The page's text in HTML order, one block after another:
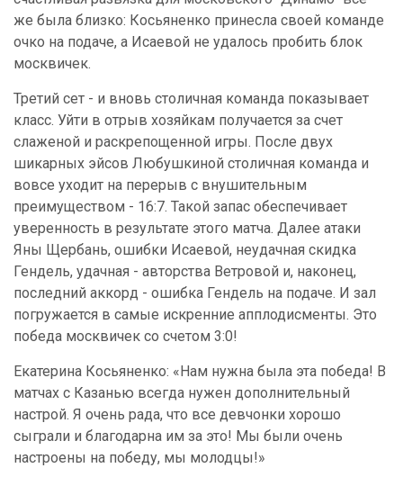
же была близко: Косьяненко принесла своей команде
очко на подаче, а Исаевой не удалось пробить блок
москвичек.
Третий сет - и вновь столичная команда показывает
класс. Уйти в отрыв хозяйкам получается за счет
слаженой и раскрепощенной игры. После двух
шикарных эйсов Любушкиной столичная команда и
вовсе уходит на перерыв с внушительным
преимуществом - 16:7. Такой запас обеспечивает
уверенность в результате этого матча. Далее атаки
Яны Щербань, ошибки Исаевой, неудачная скидка
Гендель, удачная - авторства Ветровой и, наконец,
последний аккорд - ошибка Гендель на подаче. И зал
погружается в самые искренние апплодисменты. Это
победа москвичек со счетом 3:0!
Екатерина Косьяненко: «Нам нужна была эта победа! В
матчах с Казанью всегда нужен дополнительный
настрой. Я очень рада, что все девчонки хорошо
сыграли и благодарна им за это! Мы были очень
настроены на победу, мы молодцы!»